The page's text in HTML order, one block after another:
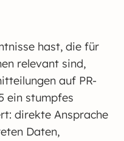
hast, die für
relevant sind,
auf PR-
ein stumpfes
direkte Ansprache
Daten,